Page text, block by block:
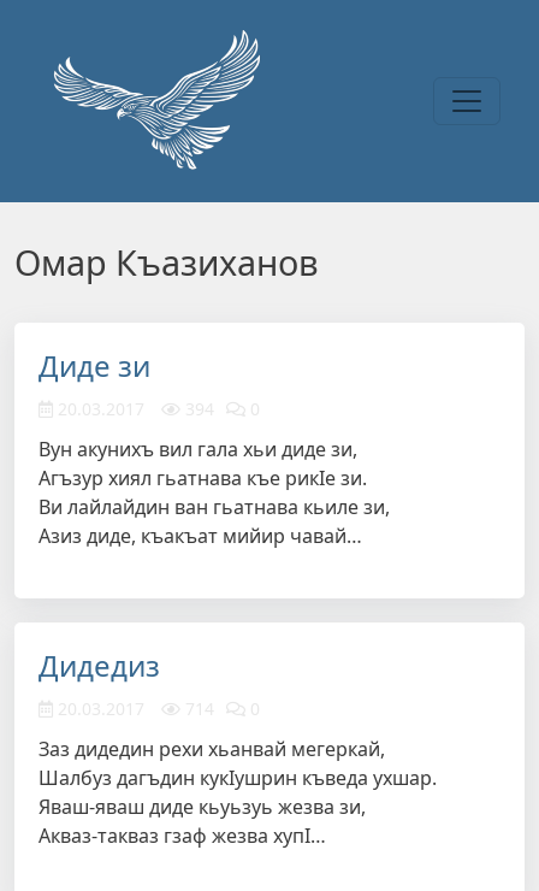
Омар Къазиханов
Диде зи
20.03.2017 394 0
Вун акунихъ вил гала хьи диде зи,
Агъзур хиял гьатнава къе рикIе зи.
Ви лайлайдин ван гьатнава кьиле зи,
Азиз диде, къакъат мийир чавай…
Дидедиз
20.03.2017 714 0
Заз дидедин рехи хьанвай мегеркай,
Шалбуз дагъдин кукIушрин къведа ухшар.
Яваш-яваш диде кьуьзуь жезва зи,
Акваз-такваз гзаф жезва хупI…